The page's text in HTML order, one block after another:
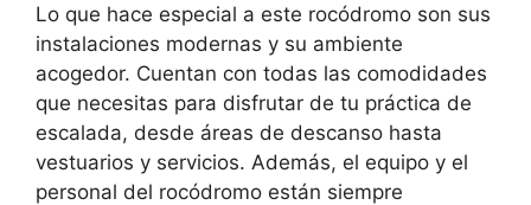
Lo que hace especial a este rocódromo son sus
instalaciones modernas y su ambiente
acogedor. Cuentan con todas las comodidades
que necesitas para disfrutar de tu práctica de
escalada, desde áreas de descanso hasta
vestuarios y servicios. Además, el equipo y el
personal del rocódromo están siempre